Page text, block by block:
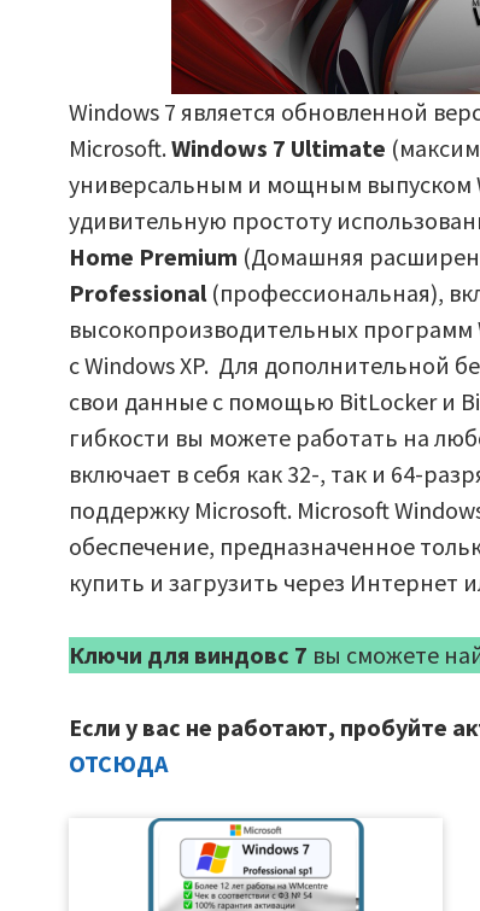
Windows 7 является обновленной
Microsoft.Windows 7 Ultimate
универсальным и мощным выпуском
удивительную простоту
Home Premium (Домашняя
Professional(профессиональная),
высокопроизводительных программ
с Windows XP. Для дополнительной
свои данные с помощью BitLocker и
гибкости вы можете работать на
включает в себя как 32-, так и 64-
поддержку Microsoft. Microsoft
обеспечение, предназначенное
купить и загрузить через Интернет
Ключи для виндовс 7 вы сможете
Если у вас не работают, пробуйте
ОТСЮДА